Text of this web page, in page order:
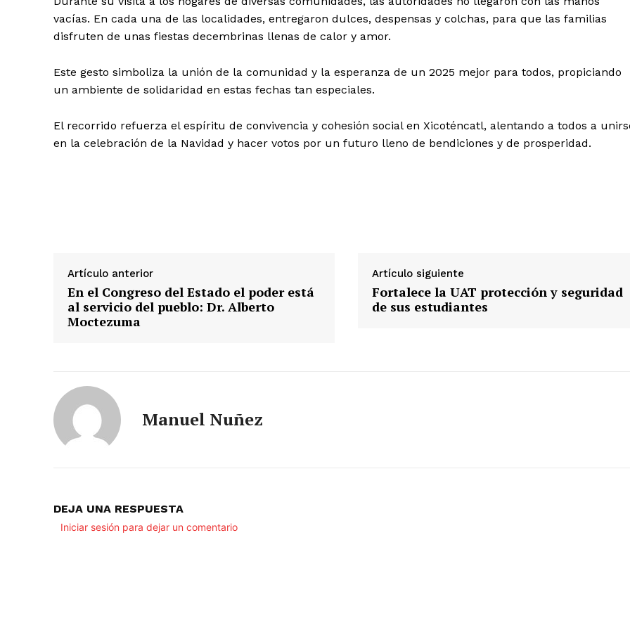
vacías. En cada una de las localidades, entregaron dulces, despensas y colchas, para que las familias
disfruten de unas fiestas decembrinas llenas de calor y amor.
Este gesto simboliza la unión de la comunidad y la esperanza de un 2025 mejor para todos, propiciando
un ambiente de solidaridad en estas fechas tan especiales.
El recorrido refuerza el espíritu de convivencia y cohesión social en Xicoténcatl, alentando a todos a
en la celebración de la Navidad y hacer votos por un futuro lleno de bendiciones y de prosperidad.
Artículo anterior
En el Congreso del Estado el poder está
al servicio del pueblo: Dr. Alberto
Moctezuma
Artículo siguiente
Fortalece la UAT protección y seguridad
de sus estudiantes
Manuel Nuñez
DEJA UNA RESPUESTA
Iniciar sesión para dejar un comentario